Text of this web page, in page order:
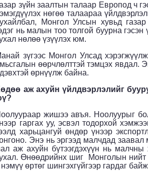
зүйн заалтын талаар Европод ч
нөгөө талаараа
Монгол Улсын хувьд газар
нь малын тоо толгой буурна
нөлөө үзүүлэх юм.
зүгээс Монгол Улсад
өөрчлөлттэй тэмцэх явдал.
өрнүүлж байна.
аж ахуйн үйлдвэрлэлийг
жишээ авъя. Ноолуурыг
гаргах уу, эсвэл тодорхой
харьцангуй өндөр үнээр
Энэ нь эргээд малчдад
аж ахуйн бүтээгдэхүүн нь
Өнөөдрийнх шиг Монголын нийт
нэмүү өртөг шингэхгүйгээр гардаг